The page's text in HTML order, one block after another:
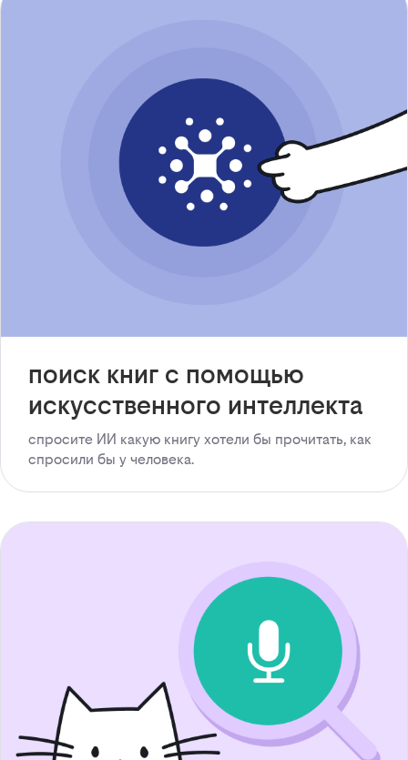
поиск книг с помощью
искусственного интеллекта
спросите ИИ какую книгу хотели бы прочитать, как
спросили бы у человека.